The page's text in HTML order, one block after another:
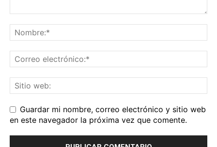
Guardar mi nombre, correo electrónico y sitio web
en este navegador la próxima vez que comente.